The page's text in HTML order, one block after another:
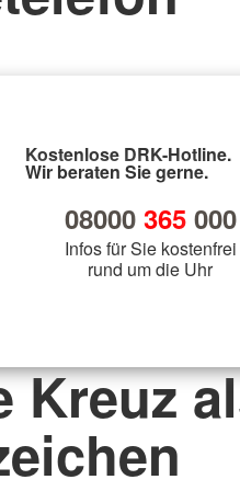
Kostenlose DRK-Hotline.
Wir beraten Sie gerne.
08000 365000
Infos für Sie kostenfrei
rund um die Uhr
Kreuz